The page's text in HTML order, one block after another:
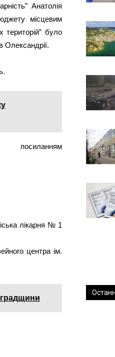
Анатолія
місцевим
територій” було
Олександрії.
лікарня № 1
центра ім.